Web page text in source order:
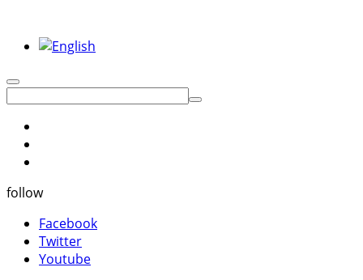
follow
Facebook
Twitter
Youtube